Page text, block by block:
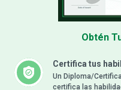
Certifica tus
Un Diploma/
certifica las
Obtén